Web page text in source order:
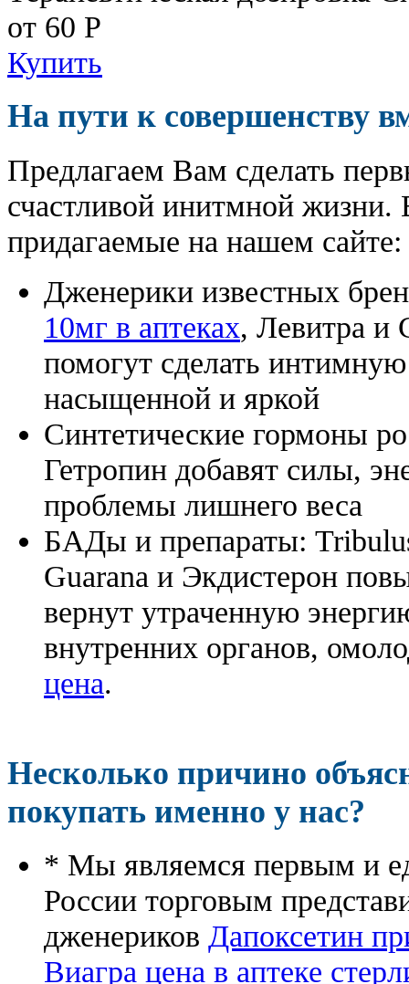
от 60 Р
Купить
На пути к совершенству
Предлагаем Вам сделать
счастливой инитмной жизни.
придагаемые на нашем сайте:
Дженерики известных
10мг в аптеках, Левитра и
помогут сделать
насыщенной и яркой
Синтетические гормоны
Гетропин добавят силы,
проблемы лишнего веса
БАДы и препараты:
Guarana и Экдистерон
вернут утраченную
внутренних органов,
цена.
Несколько причино
покупать именно у нас?
* Мы являемся первым и
России торговым
дженериков Дапоксетин
Виагра цена в аптеке